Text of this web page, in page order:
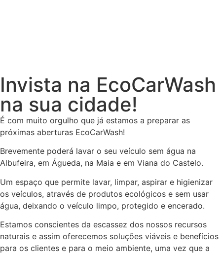
Invista na EcoCarWash
na sua cidade!
É com muito orgulho que já estamos a preparar as
próximas aberturas EcoCarWash!
Brevemente poderá lavar o seu veículo sem água na
Albufeira, em Águeda, na Maia e em Viana do Castelo.
Um espaço que permite lavar, limpar, aspirar e higienizar
os veículos, através de produtos ecológicos e sem usar
água, deixando o veículo limpo, protegido e encerado.
Estamos conscientes da escassez dos nossos recursos
naturais e assim oferecemos soluções viáveis e benefícios
para os clientes e para o meio ambiente, uma vez que a